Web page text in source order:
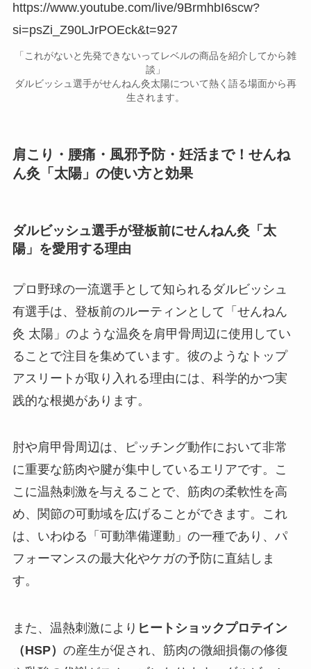
https://www.youtube.com/live/9BrmhbI6scw?
si=psZi_Z90LJrPOEck&t=927
「これがないと先発できないってレベルの商品を紹介してから雑
談」
ダルビッシュ選手がせんねん灸太陽について熱く語る場面から再
生されます。
肩こり・腰痛・風邪予防・妊活まで！せんね
ん灸「太陽」の使い方と効果
ダルビッシュ選手が登板前にせんねん灸「太
陽」を愛用する理由
プロ野球の一流選手として知られるダルビッシュ
有選手は、登板前のルーティンとして「せんねん
灸 太陽」のような温灸を肩甲骨周辺に使用してい
ることで注目を集めています。彼のようなトップ
アスリートが取り入れる理由には、科学的かつ実
践的な根拠があります。
肘や肩甲骨周辺は、ピッチング動作において非常
に重要な筋肉や腱が集中しているエリアです。こ
こに温熱刺激を与えることで、筋肉の柔軟性を高
め、関節の可動域を広げることができます。これ
は、いわゆる「可動準備運動」の一種であり、パ
フォーマンスの最大化やケガの予防に直結しま
す。
また、温熱刺激により ヒートショックプロテイン
（HSP） の産生が促され、筋肉の微細損傷の修復